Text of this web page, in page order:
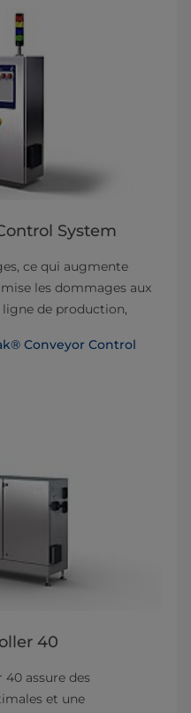
System
ce qui augmente
les dommages aux
de production,
Conveyor Control
40
40 assure des
et une